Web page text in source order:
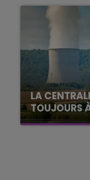
LA
TOUJOURS
Cela fait déjà
nucléaire
justifiée par